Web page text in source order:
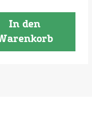
In den